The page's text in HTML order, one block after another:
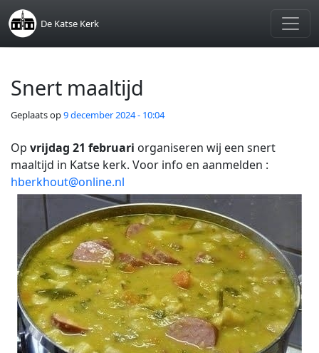
Skip to main content
De Katse Kerk
Snert maaltijd
Geplaats op9 december 2024 - 10:04
Op vrijdag 21 februari organiseren wij een snert
maaltijd in Katse kerk. Voor info en aanmelden :
hberkhout@online.nl